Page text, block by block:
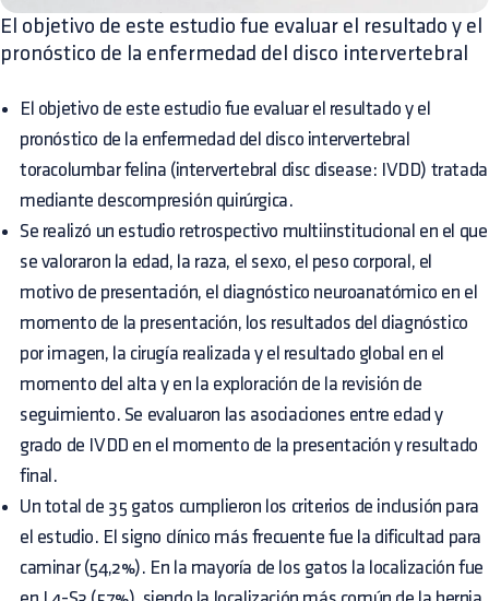
El objetivo de este estudio fue evaluar el resultado y el
pronóstico de la enfermedad del disco intervertebral
El objetivo de este estudio fue evaluar el resultado y el
pronóstico de la enfermedad del disco intervertebral
toracolumbar felina (intervertebral disc disease: IVDD) tratada
mediante descompresión quirúrgica.
Se realizó un estudio retrospectivo multiinstitucional en el que
se valoraron la edad, la raza, el sexo, el peso corporal, el
motivo de presentación, el diagnóstico neuroanatómico en el
momento de la presentación, los resultados del diagnóstico
por imagen, la cirugía realizada y el resultado global en el
momento del alta y en la exploración de la revisión de
seguimiento. Se evaluaron las asociaciones entre edad y
grado de IVDD en el momento de la presentación y resultado
final.
Un total de 35 gatos cumplieron los criterios de inclusión para
el estudio. El signo clínico más frecuente fue la dificultad para
caminar (54,2%). En la mayoría de los gatos la localización fue